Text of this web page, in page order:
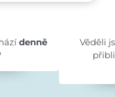
denně
Věděli